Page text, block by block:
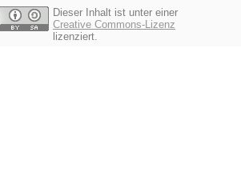
Dieser Inhalt ist unter einer
Creative Commons-Lizenz
lizenziert.